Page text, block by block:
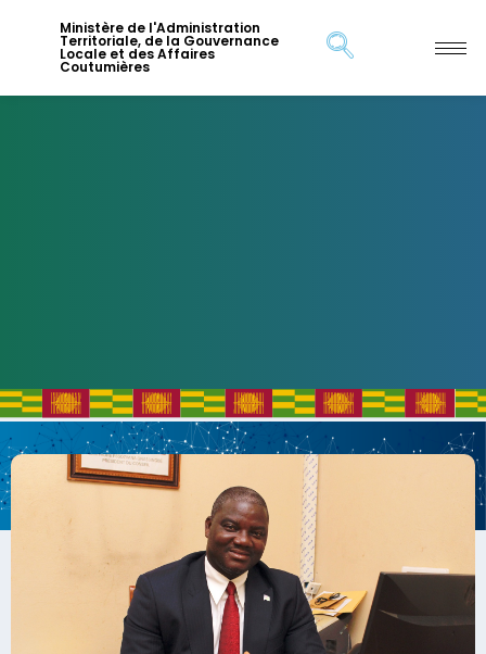
Ministère de l'Administration
Territoriale, de la Gouvernance
Locale et des Affaires
Coutumières